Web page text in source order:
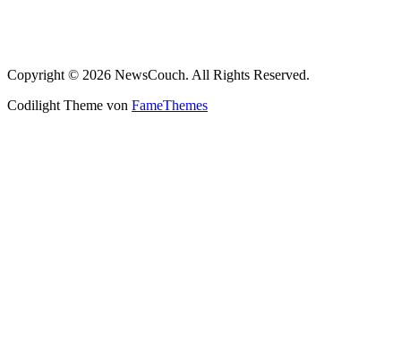
Copyright © 2026 NewsCouch. All Rights Reserved.
Codilight Theme von FameThemes